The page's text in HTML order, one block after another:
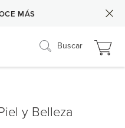
MÁS
Buscar
y Belleza